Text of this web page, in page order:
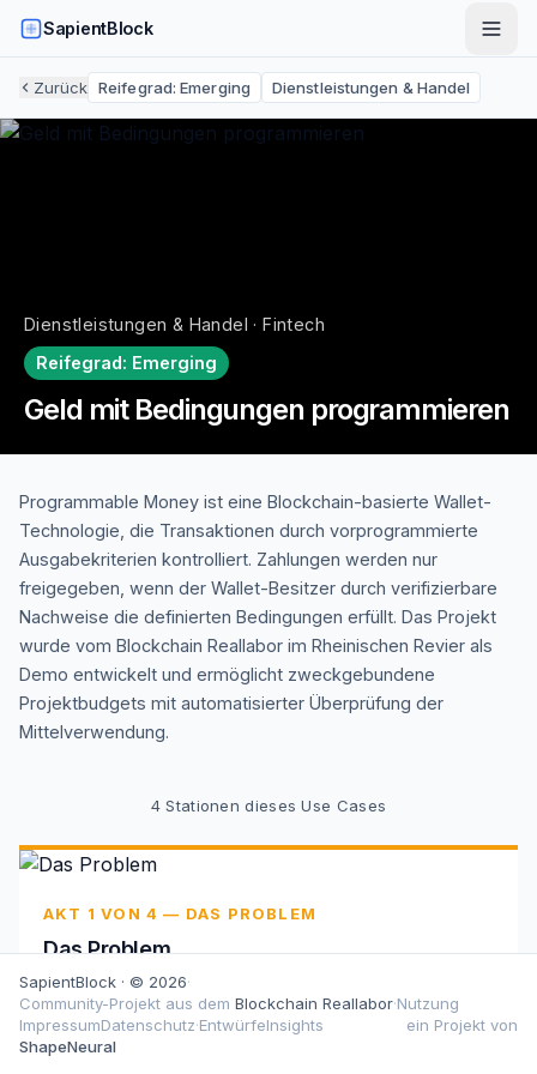
SapientBlock
Zurück Reifegrad:Emerging Dienstleistungen & Handel
Dienstleistungen & Handel · Fintech
Reifegrad: Emerging
Geld mit Bedingungen programmieren
Programmable Money ist eine Blockchain-basierte Wallet-
Technologie, die Transaktionen durch vorprogrammierte
Ausgabekriterien kontrolliert. Zahlungen werden nur
freigegeben, wenn der Wallet-Besitzer durch verifizierbare
Nachweise die definierten Bedingungen erfüllt. Das Projekt
wurde vom Blockchain Reallabor im Rheinischen Revier als
Demo entwickelt und ermöglicht zweckgebundene
Projektbudgets mit automatisierter Überprüfung der
Mittelverwendung.
4 Stationen dieses Use Cases
AKT 1 VON 4 — DAS PROBLEM
Das Problem
Mittelfehlverwendung und hoher administrativer
Aufwand bei der manuellen Überprüfung von
Projektausgaben führen zu erhöhtem
SapientBlock · © 2026·
Community-Projekt aus dem Blockchain Reallabor·Nutzung
ImpressumDatenschutz·EntwürfeInsights
ein Projekt von
ShapeNeural